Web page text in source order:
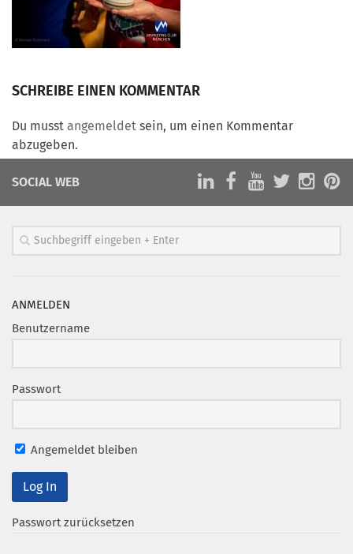
Marketing Pioniere
Arbeitsgruppen
Partnerschaften
Bundesverband Marketing Clubs
MARKETING PIONIERE
CLUB-KOMMUNIKATION
Clubmagazin
MCM Club TV
SCHREIBE EINEN KOMMENTAR
Du musst angemeldet sein, um einen Kommentar
abzugeben.
SOCIAL WEB
ANMELDEN
Benutzername
Passwort
Angemeldet bleiben
Passwort zurücksetzen